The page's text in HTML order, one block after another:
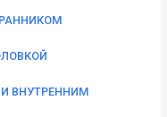
ВНУТРЕННИМ